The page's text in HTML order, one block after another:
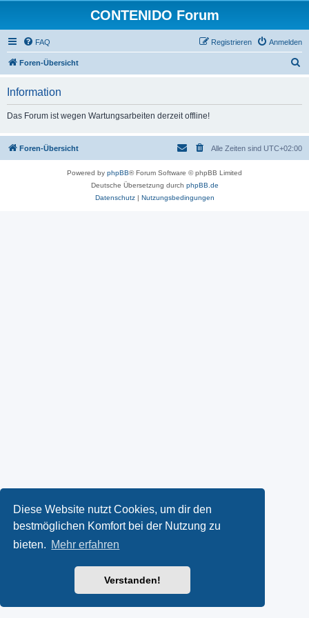
Diese Website nutzt Cookies, um dir den
bestmöglichen Komfort bei der Nutzung zu
bieten. Mehr erfahren
Verstanden!
CONTENIDO Forum
FAQ Anmelden
Registrieren
Foren-Übersicht
Information
Das Forum ist wegen Wartungsarbeiten derzeit offline!
Foren-Übersicht Alle Zeiten sind UTC+02:00
Powered by phpBB® Forum Software © phpBB Limited
Deutsche Übersetzung durch phpBB.de
Datenschutz| Nutzungsbedingungen